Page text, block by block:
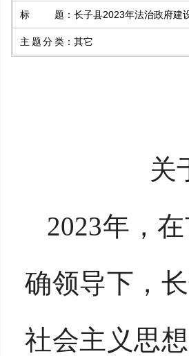
标题 ： 长子县2023年法治政府建
主题分类 ： 其它
关
2023年，
确领导下，
社会主义思